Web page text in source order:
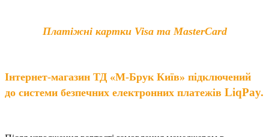
Платіжні картки Visa та MasterCard
Інтернет-магазин ТД «М-Брук Київ» підключений
до системи безпечних електронних платежів LiqPay.